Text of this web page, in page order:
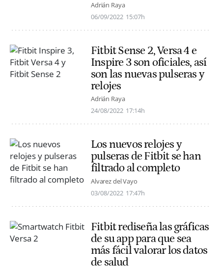
Adrián Raya
06/09/2022 15:07h
Fitbit Sense 2, Versa 4 e
Inspire 3 son oficiales, así
son las nuevas pulseras y
relojes
Adrián Raya
24/08/2022 17:14h
Los nuevos relojes y
pulseras de Fitbit se han
filtrado al completo
Alvarez del Vayo
03/08/2022 17:47h
Fitbit rediseña las gráficas
de su app para que sea
más fácil valorar los datos
de salud